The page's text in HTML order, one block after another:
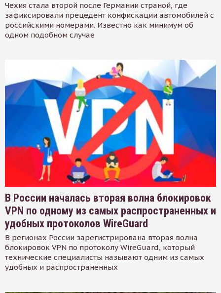
Чехия стала второй после Германии страной, где
зафиксировали прецедент конфискации автомобилей с
российскими номерами. Известно как минимум об
одном подобном случае
В России началась вторая волна блокировок
VPN по одному из самых распространенных и
удобных протоколов WireGuard
В регионах России зарегистрирована вторая волна
блокировок VPN по протоколу WireGuard, который
технические специалисты называют одним из самых
удобных и распространенных